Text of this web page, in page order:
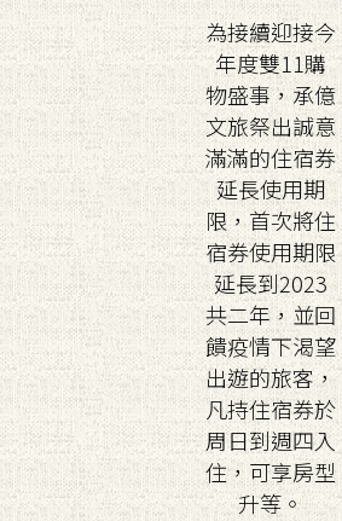
為接續迎接今
年度雙11購
物盛事，承億
文旅祭出誠意
滿滿的住宿券
延長使用期
限，首次將住
宿券使用期限
延長到2023
共二年，並回
饋疫情下渴望
出遊的旅客，
凡持住宿券於
周日到週四入
住，可享房型
升等。